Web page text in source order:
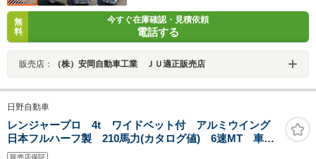
無
料
今すぐ在庫確認・見積依頼
電話する
販売店： （株）安岡自動車工業 ＪＵ適正販売店
日野自動車
レンジャープロ 4t ワイドベット付 アルミウイング
日本フルハーフ製 210馬力(カタログ値) 6速MT 車検
整備付 定員2名 バックモニター
販売店保証